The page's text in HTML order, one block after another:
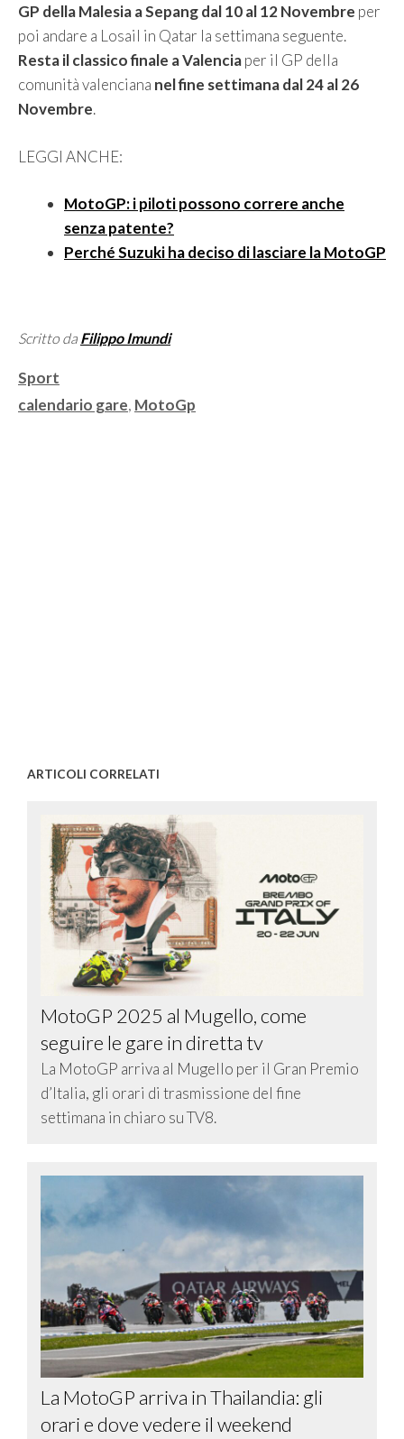
GP della Malesia a Sepang dal 10 al 12 Novembre per
poi andare a Losail in Qatar la settimana seguente.
Resta il classico finale a Valenciaper il GP della
comunità valenciana nel fine settimana dal 24 al 26
Novembre.
LEGGI ANCHE:
MotoGP: i piloti possono correre anche
senza patente?
Perché Suzuki ha deciso di lasciare la MotoGP
Scritto da Filippo Imundi
Categorie
Sport
Tag
calendario gare, MotoGp
ARTICOLI CORRELATI
MotoGP 2025 al Mugello, come
seguire le gare in diretta tv
La MotoGP arriva al Mugello per il Gran Premio
d’Italia, gli orari di trasmissione del fine
settimana in chiaro su TV8.
La MotoGP arriva in Thailandia: gli
orari e dove vedere il weekend